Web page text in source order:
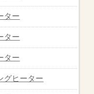
ター
ター
ター
ヒーター